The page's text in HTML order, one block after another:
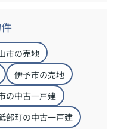
市の売地
伊予市の売地
の中古一戸建
部町の中古一戸建